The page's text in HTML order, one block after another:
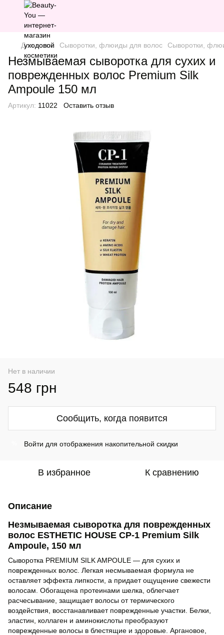
Для волос Сыворотки, флюиды для волос Сыворотки,
Незмываемая сыворотка для сухих и
поврежденных волос Premium Silk
Ampoule 150 мл
Артикул: 11022 Оставить отзыв
Нет в наличии
548 грн
Сообщить, когда появится
Войти для отображения накопительной скидки
В избранное К сравнению
Описание
Незмываемая сыворотка для поврежденных
волос ESTHETIC HOUSE CP-1 Premium Silk
Ampoule, 150 мл
Сыворотка PREMIUM SILK AMPOULE — для сухих и
поврежденных волос. Легкая несмываемая формула не
оставляет эффекта липкости, а придает ощущение свежести
волосам. Обогащена протеинами шелка, облегчает
расчесывание, защищает волосы от термического
воздействия, восстанавливает поврежденные участки. Белки,
эластин, коллаген и аминокислоты преобразуют
поврежденные волосы в блестящие и здоровые. Аргановое,